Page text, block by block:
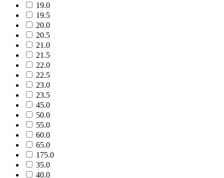
19.0
19.5
20.0
20.5
21.0
21.5
22.0
22.5
23.0
23.5
45.0
50.0
55.0
60.0
65.0
175.0
35.0
40.0